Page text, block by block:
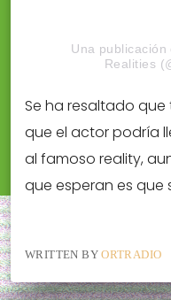
Una publicación
Realities
Se ha resaltado
que el actor podría
al famoso reality,
que esperan es que
WRITTEN BYORTRADIO